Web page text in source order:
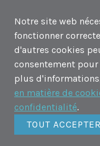
Notre site web
fonctionner
d'autres cookies
consentement
plus
en matière de
confidentialité.
TOUT ACCEPTER